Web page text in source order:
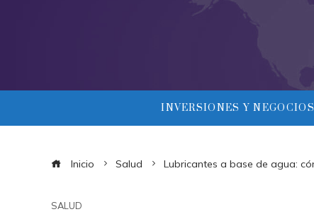
INVERSIONES Y NEGOCIOS
Inicio Salud Lubricantes a base de agua:
SALUD